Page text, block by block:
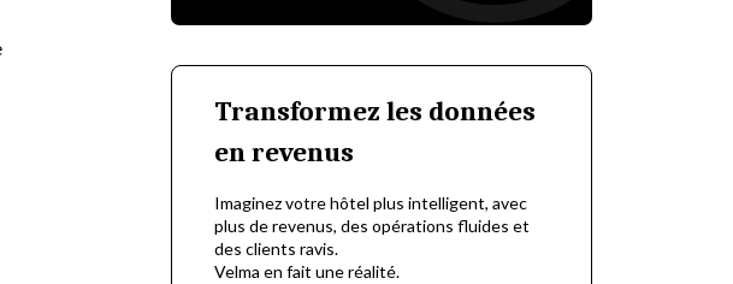
Transformez les données
en revenus
Imaginez votre hôtel plus intelligent, avec
plus de revenus, des opérations fluides et
des clients ravis.
Velma en fait une réalité.